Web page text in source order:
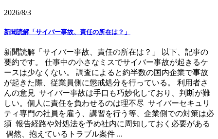
2026/8/3
新聞読解「サイバー事故、責任の所在は？」
新聞読解「サイバー事故、責任の所在は？」 以下、記事の
要約です。 仕事中の小さなミスでサイバー事故が起きるケ
ースは少なくない。 調査によると約半数の国内企業で事故
が起きた際、従業員側に懲戒処分を行っている。 利用者さ
んの意見 サイバー事故は手口も巧妙化しており、判断が難
しい。個人に責任を負わせるのは理不尽 サイバーセキュリ
ティ専門の社員を雇う、講習を行う等、企業側での対策は必
須 報告経路や対処法を予め社内に周知しておく必要がある
偶然、抱えているトラブル案件 ...